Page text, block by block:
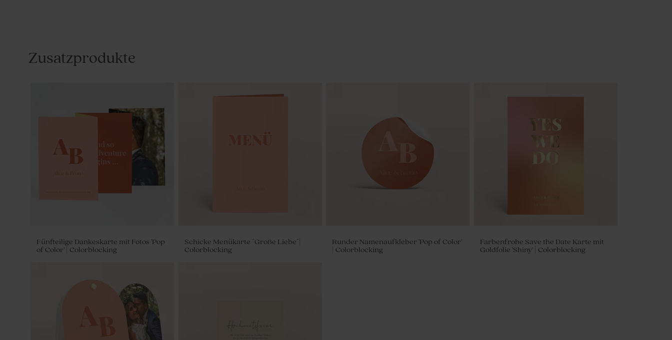
Zusatzprodukte
Fünfteilige Dankeskarte mit Fotos 'Pop
of Color' | Colorblocking
Schicke Menükarte ´Große Liebe´|
Colorblocking
Runder Namenaufkleber 'Pop of Color'
| Colorblocking
Farbenfrohe Save the Date Karte mit
Goldfolie 'Shiny' | Colorblocking